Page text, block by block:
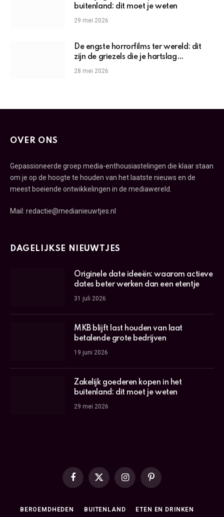
buitenland: dit moet je weten
29 mei 2026
De engste horrorfilms ter wereld: dit
zijn de griezels die je hartslag
omhoogjagen
28 mei 2026
OVER ONS
Gepassioneerde groep media-enthousiastelingen die klaar staan
om je op de hoogte te houden van het laatste nieuws en de
meest boeiende ontwikkelingen in de mediawereld.
Mail: redactie@medianieuwtjes.nl
DAGELIJKSE NIEUWTJES
Originele date ideeën: waarom actieve
dates beter werken dan een etentje
31 juli 2026
MKB blijft last houden van laat
betalende grote bedrijven
19 juni 2026
Zakelijk goederen kopen in het
buitenland: dit moet je weten
29 mei 2026
Facebook
X
InstagramPinterest
BEROEMDHEDEN BUITENLAND ETEN EN DRINKEN